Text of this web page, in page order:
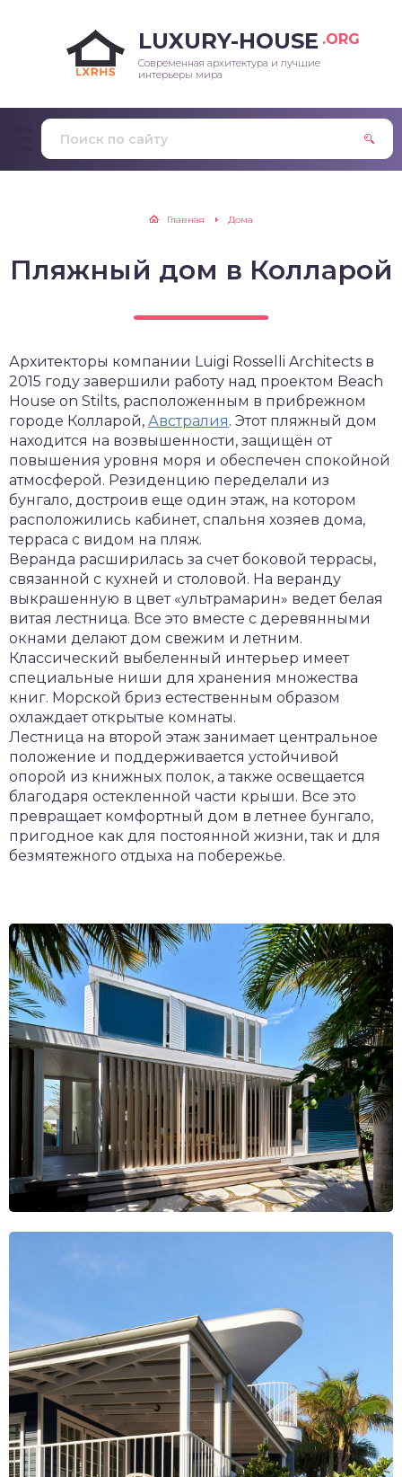
LUXURY-HOUSE .ORG
Современная архитектура и лучшие
интерьеры мира
Главная Дома
Пляжный дом в Колларой
Архитекторы компании Luigi Rosselli Architects в
2015 году завершили работу над проектом Beach
House on Stilts, расположенным в прибрежном
городе Колларой, Австралия. Этот пляжный дом
находится на возвышенности, защищён от
повышения уровня моря и обеспечен спокойной
атмосферой. Резиденцию переделали из
бунгало, достроив еще один этаж, на котором
расположились кабинет, спальня хозяев дома,
терраса с видом на пляж.
Веранда расширилась за счет боковой террасы,
связанной с кухней и столовой. На веранду
выкрашенную в цвет «ультрамарин» ведет белая
витая лестница. Все это вместе с деревянными
окнами делают дом свежим и летним.
Классический выбеленный интерьер имеет
специальные ниши для хранения множества
книг. Морской бриз естественным образом
охлаждает открытые комнаты.
Лестница на второй этаж занимает центральное
положение и поддерживается устойчивой
опорой из книжных полок, а также освещается
благодаря остекленной части крыши. Все это
превращает комфортный дом в летнее бунгало,
пригодное как для постоянной жизни, так и для
безмятежного отдыха на побережье.